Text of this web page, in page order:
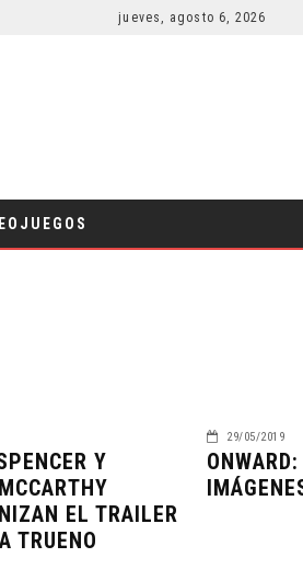
COMICSjueves, agosto 6, 2026
Y
EL TRAILER
TRUENO
29/05/2019